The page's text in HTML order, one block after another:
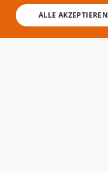
ALLE AKZEPTIEREN